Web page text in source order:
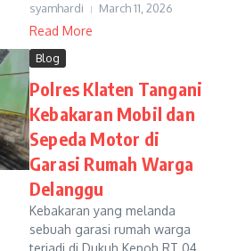
syamhardi March 11, 2026
Read More
Blog
Polres Klaten Tangani
Kebakaran Mobil dan
Sepeda Motor di
Garasi Rumah Warga
Delanggu
Kebakaran yang melanda
sebuah garasi rumah warga
terjadi di Dukuh Kepoh RT 04